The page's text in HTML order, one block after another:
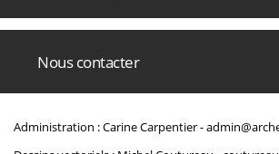
Nous contacter
Administration : Carine Carpentier -